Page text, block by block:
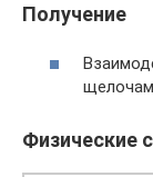
Получение
Физические